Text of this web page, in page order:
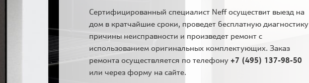
Сертифицированный специалист Neff осуществит выезд на
дом в кратчайшие сроки, проведет бесплатную диагностику
причины неисправности и произведет ремонт с
использованием оригинальных комплектующих. Заказ
ремонта осуществляется по телефону +7 (495) 137-98-50
или через форму на сайте.